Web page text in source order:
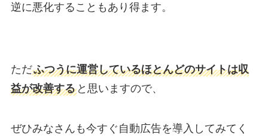
逆に悪化することもあり得ます。
ただふつうに運営しているほとんどのサイトは収
益が改善すると思いますので、
ぜひみなさんも今すぐ自動広告を導入してみてく